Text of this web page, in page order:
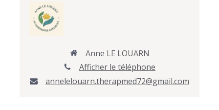
Anne LE LOUARN
Afficher le téléphone
annelelouarn.therapmed72@gmail.com